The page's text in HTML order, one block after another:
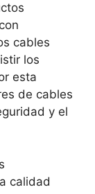
cables
los
esta
de cables
y el
calidad